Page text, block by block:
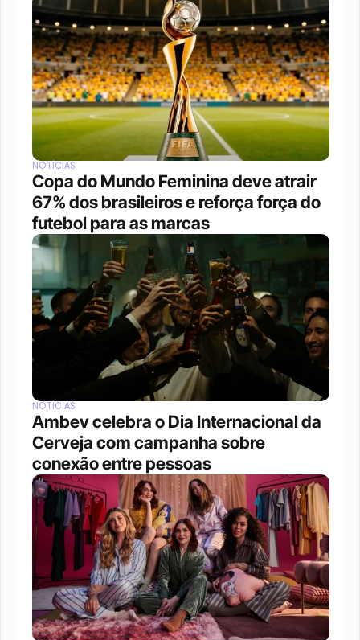
NOTÍCIAS
Copa do Mundo Feminina deve atrair
67% dos brasileiros e reforça força do
futebol para as marcas
NOTÍCIAS
Ambev celebra o Dia Internacional da
Cerveja com campanha sobre
conexão entre pessoas